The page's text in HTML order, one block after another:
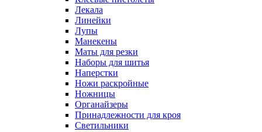
Лекала
Линейки
Лупы
Манекены
Маты для резки
Наборы для шитья
Наперстки
Ножи раскройные
Ножницы
Органайзеры
Принадлежности для кроя
Светильники